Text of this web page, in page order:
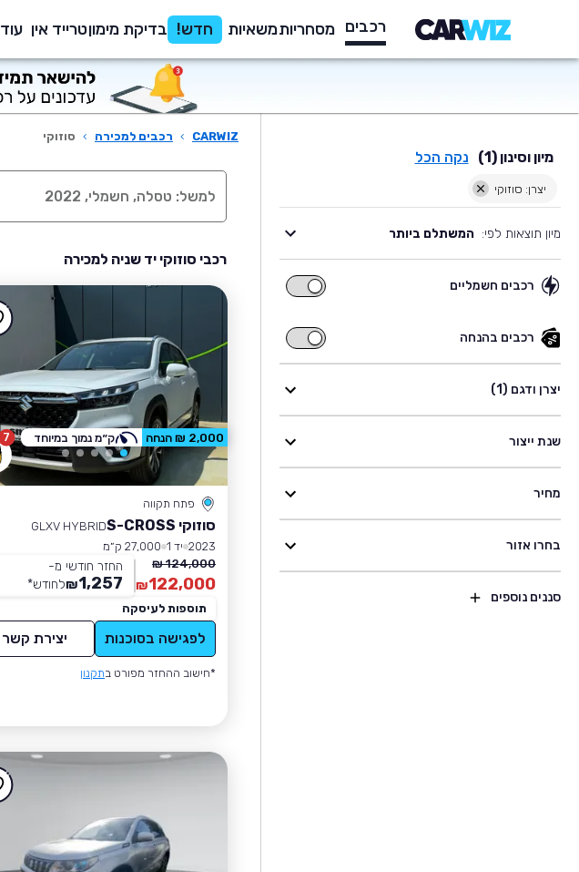
רכבים מסחריותמשאיות חדש! בדיקת מימוןטרייד אין עוד
מיון וסינון (1) נקה הכל
יצרן: סוזוקי
מיון תוצאות לפי: המשתלם ביותר
רכבים חשמליים
רכבים
רכבים בהנחה
רכבים
בהנחה
יצרן ודגם (1)
שנת ייצור
מחיר
בחרו אזור
סננים נוספים
CARWIZ
› רכבים למכירה › סוזוקי
רכבי סוזוקי יד שניה למכירה
7
פתח תקווה
סוזוקי S-CROSS
GLXV HYBRID
2023 יד 1
27,000 ק״מ
124,000 ₪
122,000
₪
החזר חודשי מ-
1,257
₪לחודש*
תוספות לעיסקה
לפגישה בסוכנות יצירת קשר
*חישוב ההחזר מפורט בתקנון
2,000 ₪ הנחה ק״מ נמוך במיוחד